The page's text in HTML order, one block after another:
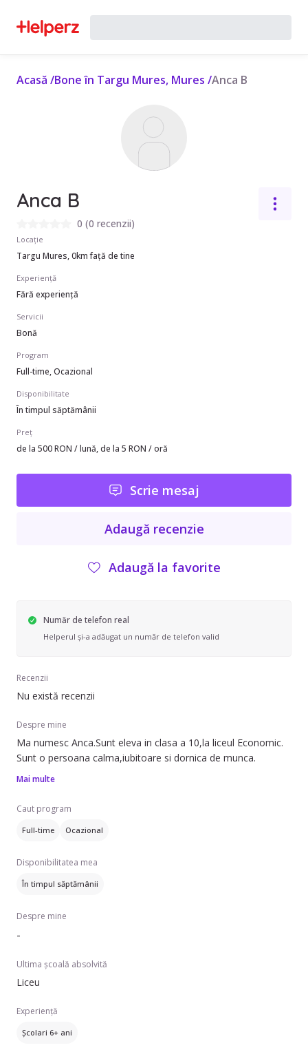
Acasă /Bone în Targu Mures, Mures /Anca B
Anca B
0 (0 recenzii)
Locație
Targu Mures, 0km față de tine
Experiență
Fără experiență
Servicii
Bonă
Program
Full-time, Ocazional
Disponibilitate
În timpul săptămânii
Preț
de la 500 RON / lună, de la 5 RON / oră
Scrie mesaj
Adaugă recenzie
Adaugă la favorite
Număr de telefon real
Helperul și-a adăugat un număr de telefon valid
Recenzii
Nu există recenzii
Despre mine
Ma numesc Anca.Sunt eleva in clasa a 10,la liceul Economic.
Sunt o persoana calma,iubitoare si dornica de munca.
Mai multe
Caut program
Full-time Ocazional
Disponibilitatea mea
În timpul săptămânii
Despre mine
-
Ultima școală absolvită
Liceu
Experiență
Școlari 6+ ani